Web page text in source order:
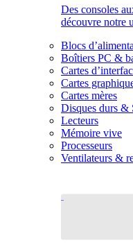
Des consoles
découvre notre
Blocs
Boîtiers PC &
Cartes
Cartes
Cartes mères
Disques durs &
Lecteurs
Mémoire vive
Processeurs
Ventilateurs &